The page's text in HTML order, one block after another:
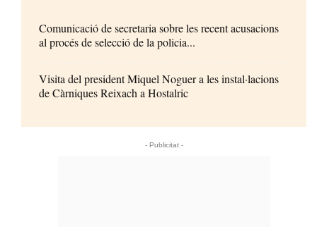
Comunicació de secretaria sobre les recent acusacions
al procés de selecció de la policia...
Visita del president Miquel Noguer a les instal·lacions
de Càrniques Reixach a Hostalric
- Publicitat -